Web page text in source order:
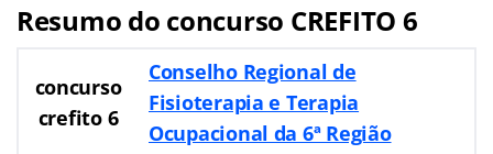
Resumo do concurso CREFITO 6
concurso
crefito 6
Conselho Regional de
Fisioterapia e Terapia
Ocupacional da 6ª Região